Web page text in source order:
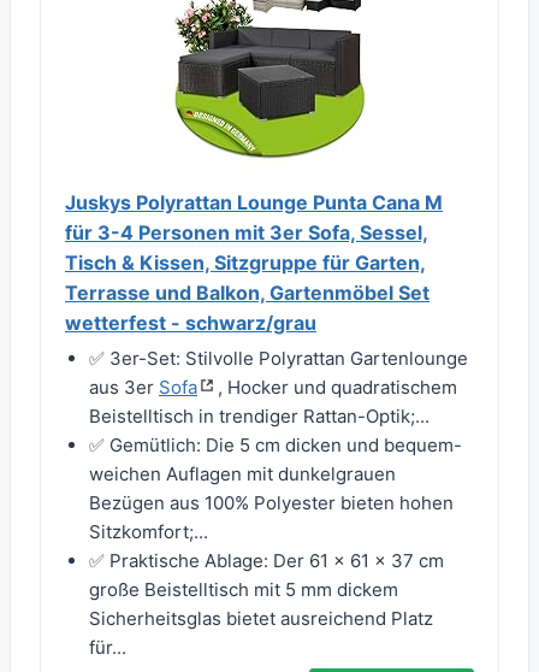
Juskys Polyrattan Lounge Punta Cana M
für 3-4 Personen mit 3er Sofa, Sessel,
Tisch & Kissen, Sitzgruppe für Garten,
Terrasse und Balkon, Gartenmöbel Set
wetterfest - schwarz/grau
✅ 3er-Set: Stilvolle Polyrattan Gartenlounge
aus 3er Sofa
, Hocker und quadratischem
Beistelltisch in trendiger Rattan-Optik;...
✅ Gemütlich: Die 5 cm dicken und bequem-
weichen Auflagen mit dunkelgrauen
Bezügen aus 100% Polyester bieten hohen
Sitzkomfort;...
✅ Praktische Ablage: Der 61 × 61 × 37 cm
große Beistelltisch mit 5 mm dickem
Sicherheitsglas bietet ausreichend Platz
für...